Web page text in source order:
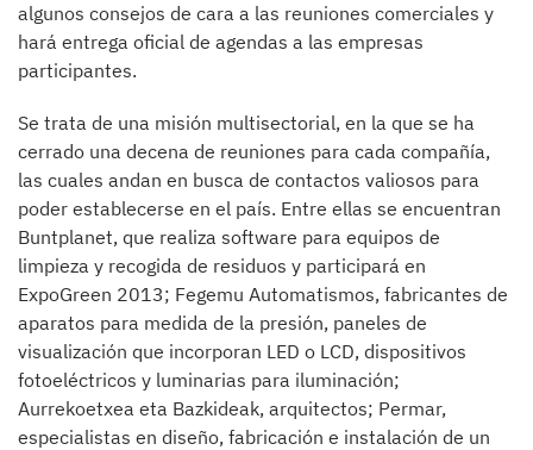
algunos consejos de cara a las reuniones comerciales y
hará entrega oficial de agendas a las empresas
participantes.
Se trata de una misión multisectorial, en la que se ha
cerrado una decena de reuniones para cada compañía,
las cuales andan en busca de contactos valiosos para
poder establecerse en el país. Entre ellas se encuentran
Buntplanet, que realiza software para equipos de
limpieza y recogida de residuos y participará en
ExpoGreen 2013; Fegemu Automatismos, fabricantes de
aparatos para medida de la presión, paneles de
visualización que incorporan LED o LCD, dispositivos
fotoeléctricos y luminarias para iluminación;
Aurrekoetxea eta Bazkideak, arquitectos; Permar,
especialistas en diseño, fabricación e instalación de un